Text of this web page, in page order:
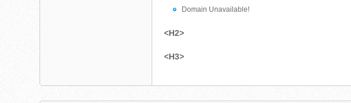
Domain Unavailable!
<H2>
<H3>